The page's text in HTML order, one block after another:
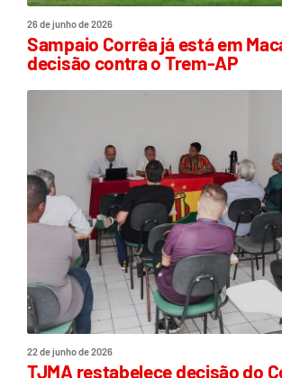
26 de junho de 2026
Sampaio Corrêa já está em
decisão contra o Trem-AP
22 de junho de 2026
TJMA restabelece decisão do